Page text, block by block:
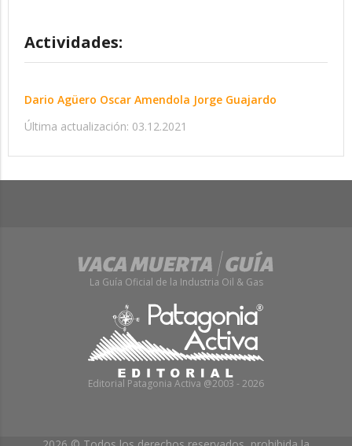
Actividades:
Dario Agüero Oscar Amendola Jorge Guajardo
Última actualización: 03.12.2021
La Guía Oficial de la Industria Oil & Gas
Editorial Patagonia Activa @2003 - 2026